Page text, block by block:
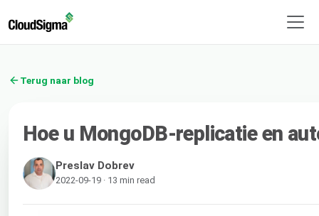
Terug naar blog
Hoe u MongoDB-replicatie en
Preslav Dobrev
2022-09-19 · 13 min read